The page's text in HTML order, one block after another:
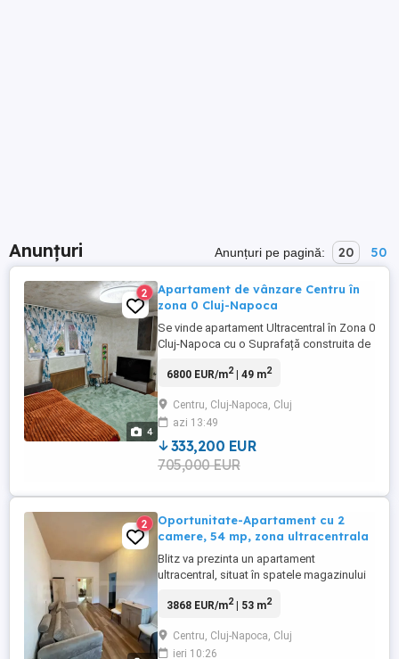
Anunțuri Anunțuri pe pagină: 20 50
4
2
Apartament de vânzare Centru în
zona 0 Cluj-Napoca
Se vinde apartament Ultracentral în Zona 0
Cluj-Napoca cu o Suprafață construita de
este de 6800 euro mp , preț usor
actionate electric si camere de
supraveghere, parcare in curte pentru
proprietari in limita locurilor ...
6800 EUR/m2| 49 m2
Centru, Cluj-Napoca, Cluj
azi 13:49
333,200 EUR
705,000 EUR
2
Oportunitate-Apartament cu 2
camere, 54 mp, zona ultracentrala
Blitz va prezinta un apartament
ultracentral, situat în spatele magazinului
importante atracții ale orașului. La doar 3
cu Catedrala Sfântul Mihail și Monumentul
Matia Corvin, iar Muzeul de Artă este la o
3868 EUR/m2| 53 m2
Centru, Cluj-Napoca, Cluj
ieri 10:26